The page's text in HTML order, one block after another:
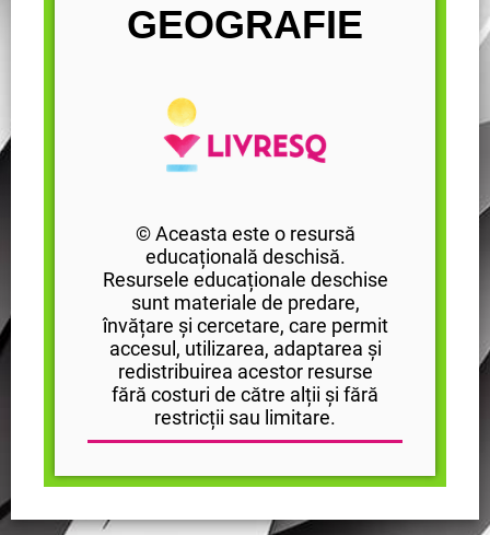
GEOGRAFIE
© Aceasta este o resursă
educațională deschisă.
Resursele educaționale deschise
sunt materiale de predare,
învățare și cercetare, care permit
accesul, utilizarea, adaptarea și
redistribuirea acestor resurse
fără costuri de către alții și fără
restricții sau limitare.